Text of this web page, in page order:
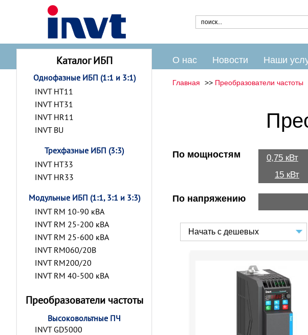
О нас Новости Наши
Каталог ИБП
Однофазные ИБП (1:1 и 3:1)
INVT HT11
INVT HT31
INVT HR11
INVT BU
Трехфазные ИБП (3:3)
INVT HT33
INVT HR33
Модульные ИБП (1:1, 3:1 и 3:3)
INVT RM 10-90 кВА
INVT RM 25-200 кВА
INVT RM 25-600 кВА
INVT RM060/20B
INVT RM200/20
INVT RM 40-500 кВА
Преобразователи частоты
Высоковольтные ПЧ
INVT GD5000
Главная Преобразователи частоты
По мощностям 0,75 кВт
15 кВт
По напряжению